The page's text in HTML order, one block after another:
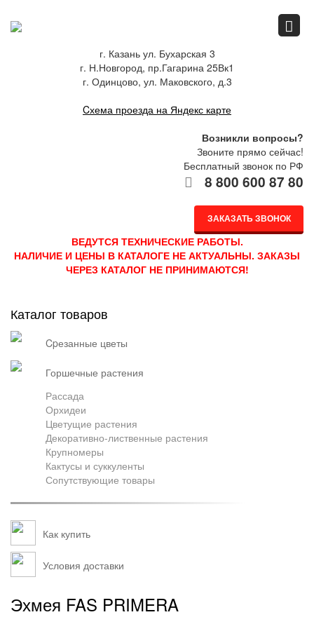
г. Казань ул. Бухарская 3
г. Н.Новгород, пр.Гагарина 25Вк1
г. Одинцово, ул. Маковского, д.3
Cхема проезда на Яндекс карте
Возникли вопросы?
Звоните прямо сейчас!
Бесплатный звонок по РФ
8 800 600 87 80
ЗАКАЗАТЬ ЗВОНОК
Спец.предложения
О компании
Грузоперевозки
Контакты
Франшиза
ВЕДУТСЯ ТЕХНИЧЕСКИЕ РАБОТЫ.
НАЛИЧИЕ И ЦЕНЫ В КАТАЛОГЕ НЕ АКТУАЛЬНЫ. ЗАКАЗЫ
ЧЕРЕЗ КАТАЛОГ НЕ ПРИНИМАЮТСЯ!
Каталог товаров
cpезанные цветы
горшечные растения
Рассада
Орхидеи
Цветущие растения
Декоративно-лиственные растения
Крупномеры
Кактусы и суккуленты
Сопутствующие товары
Как купить
Условия доставки
Эхмея FAS PRIMERA